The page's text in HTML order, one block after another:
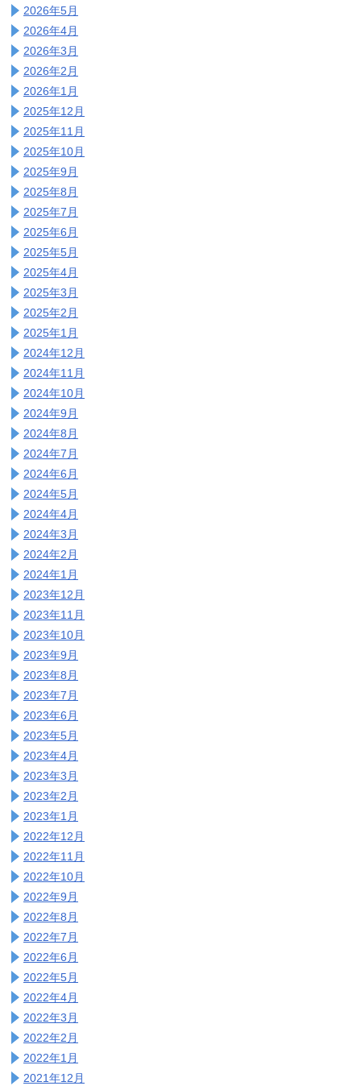
2026年5月
2026年4月
2026年3月
2026年2月
2026年1月
2025年12月
2025年11月
2025年10月
2025年9月
2025年8月
2025年7月
2025年6月
2025年5月
2025年4月
2025年3月
2025年2月
2025年1月
2024年12月
2024年11月
2024年10月
2024年9月
2024年8月
2024年7月
2024年6月
2024年5月
2024年4月
2024年3月
2024年2月
2024年1月
2023年12月
2023年11月
2023年10月
2023年9月
2023年8月
2023年7月
2023年6月
2023年5月
2023年4月
2023年3月
2023年2月
2023年1月
2022年12月
2022年11月
2022年10月
2022年9月
2022年8月
2022年7月
2022年6月
2022年5月
2022年4月
2022年3月
2022年2月
2022年1月
2021年12月